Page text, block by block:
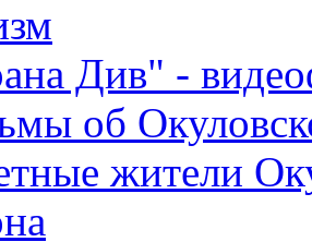
Див" -
об
жители